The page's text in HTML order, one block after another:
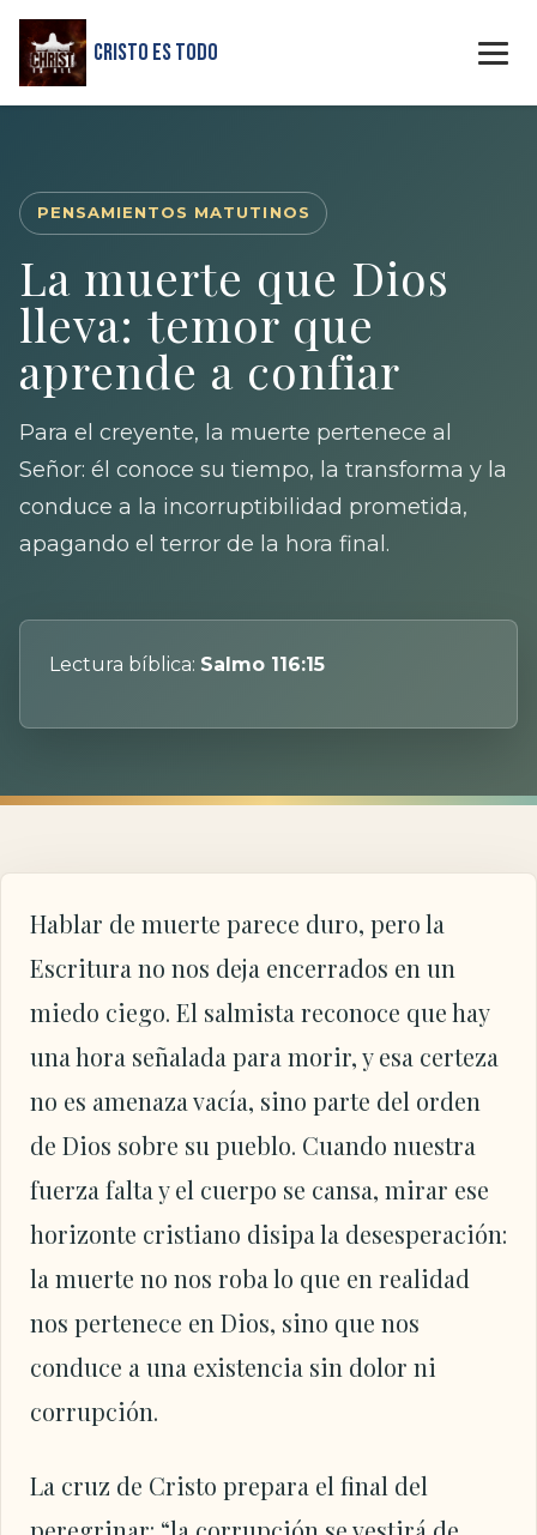
Cristo Es Todo
PENSAMIENTOS MATUTINOS
La muerte que Dios
lleva: temor que
aprende a confiar
Para el creyente, la muerte pertenece al
Señor: él conoce su tiempo, la transforma y la
conduce a la incorruptibilidad prometida,
apagando el terror de la hora final.
Lectura bíblica: Salmo 116:15
Hablar de muerte parece duro, pero la
Escritura no nos deja encerrados en un
miedo ciego. El salmista reconoce que hay
una hora señalada para morir, y esa certeza
no es amenaza vacía, sino parte del orden
de Dios sobre su pueblo. Cuando nuestra
fuerza falta y el cuerpo se cansa, mirar ese
horizonte cristiano disipa la desesperación:
la muerte no nos roba lo que en realidad
nos pertenece en Dios, sino que nos
conduce a una existencia sin dolor ni
corrupción.
La cruz de Cristo prepara el final del